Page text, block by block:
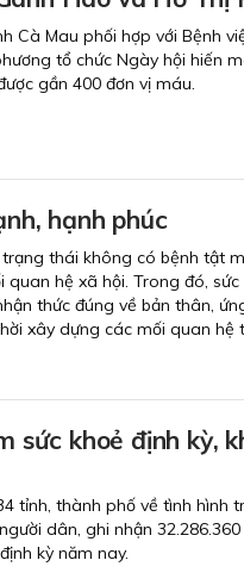
Cà Mau phối hợp với Bệnh
tổ chức Ngày hội hiến
gần 400 đơn vị máu.
hạnh phúc
thái không có bệnh tật
hệ xã hội. Trong đó, sức
thức đúng về bản thân,
xây dựng các mối quan hệ
sức khoẻ định kỳ,
tỉnh, thành phố về tình hình
dân, ghi nhận
kỳ năm nay.